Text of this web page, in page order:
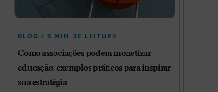
BLOG / 5 MIN DE LEITURA
Como associações podem monetizar
educação: exemplos práticos para inspirar
sua estratégia